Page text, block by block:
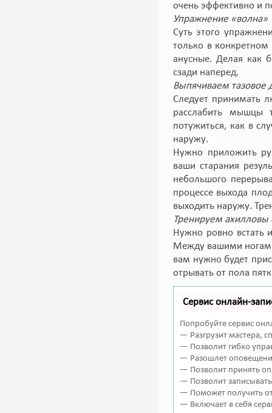
очень эффективно и
Упражнение «волна»
Суть этого
только в
анусные. Делая как
сзади наперед.
Выпячиваем тазовое
Следует принимать
расслабить мышцы
потужиться, как в
наружу.
Нужно приложить
ваши старания
небольшого
процессе выхода
выходить наружу.
Тренируем ахилловы
Нужно ровно встать
Между вашими
вам нужно будет
отрывать от пола
Сервис онлайн-
Попробуйте сервис
— Разгрузит мастера,
— Позволит гибко
— Разошлет
— Позволит принять
— Позволит
— Поможет получить
— Включает в себя